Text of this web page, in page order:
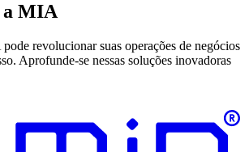
a MIA
revolucionar suas operações de negócios
Aprofunde-se nessas soluções inovadoras